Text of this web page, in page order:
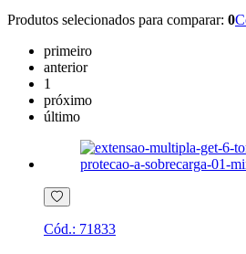
Produtos selecionados para comparar: 0
primeiro
anterior
1
próximo
último
Cód.: 71833